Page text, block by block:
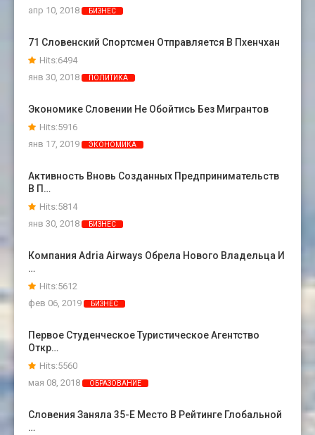
апр 10, 2018
БИЗНЕС
71 Словенский Спортсмен Отправляется В Пхенчхан
Hits:6494
янв 30, 2018
ПОЛИТИКА
Экономике Словении Не Обойтись Без Мигрантов
Hits:5916
янв 17, 2019
ЭКОНОМИКА
Активность Вновь Созданных Предпринимательств
В П…
Hits:5814
янв 30, 2018
БИЗНЕС
Компания Adria Airways Обрела Нового Владельца И
…
Hits:5612
фев 06, 2019
БИЗНЕС
Первое Студенческое Туристическое Агентство
Откр…
Hits:5560
мая 08, 2018
ОБРАЗОВАНИЕ
Словения Заняла 35-Е Место В Рейтинге Глобальной
…